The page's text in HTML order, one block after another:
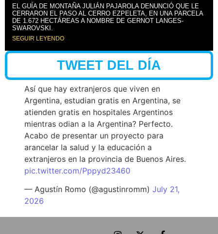
EL GUÍA DE MONTAÑA JULIÁN PAJAROLA DENUNCIÓ QUE LE
CERRARON EL PASO AL CERRO EZPELETA, EN UNA PARCELA
DE 1.672 HECTÁREAS A NOMBRE DE GERNOT LANGES-
SWAROVSKI.
SEGUIR LEYENDO
TWEET DEL DÍA
Así que hay extranjeros que viven en
Argentina, estudian gratis en Argentina, se
atienden gratis en hospitales Argentinos
mientras odian a la Argentina? Perfecto.
Acabo de presentar un proyecto para
arancelar la salud y la educación a
extranjeros en la provincia de Buenos Aires.
pic.twitter.com/Pppyd23460
— Agustín Romo (@agustinromm) July 21,
2026